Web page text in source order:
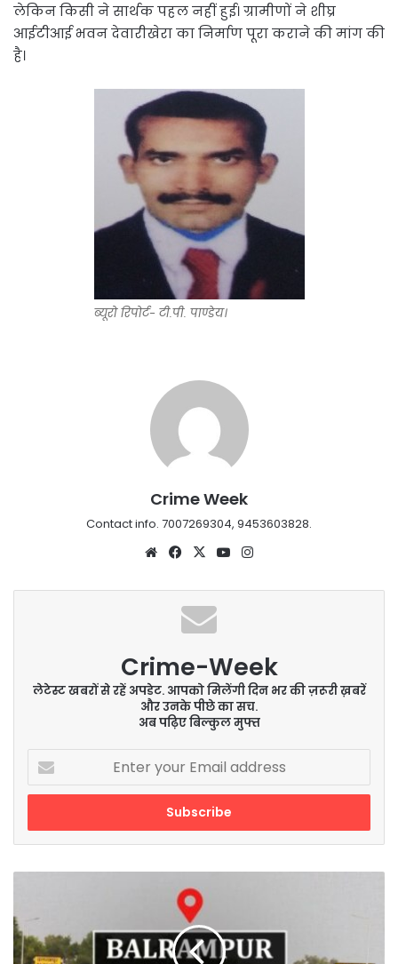
लेकिन किसी ने सार्थक पहल नहीं हुई। ग्रामीणों ने शीघ्र
आईटीआई भवन देवारीखेरा का निर्माण पूरा कराने की मांग की
है।
ब्यूरो रिपोर्ट- टी.पी. पाण्डेय।
Crime Week
Contact info. 7007269304, 9453603828.
WebsiteFacebook
X YouTube
Crime-Week
लेटेस्ट खबरों से रहें अपडेट. आपको मिलेंगी दिन भर की ज़रूरी ख़बरें
और उनके पीछे का सच.
अब पढ़िए बिल्कुल मुफ्त
Enter
your
Email
क्रीड़ा
प्रतियोगिता
में